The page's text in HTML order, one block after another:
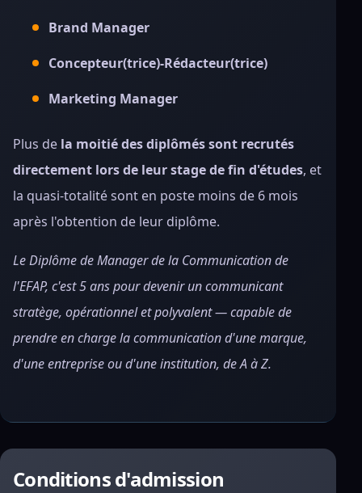
Brand Manager
Concepteur(trice)-Rédacteur(trice)
Marketing Manager
Plus de la moitié des diplômés sont recrutés
directement lors de leur stage de fin d'études, et
la quasi-totalité sont en poste moins de 6 mois
après l'obtention de leur diplôme.
Le Diplôme de Manager de la Communication de
l'EFAP, c'est 5 ans pour devenir un communicant
stratège, opérationnel et polyvalent — capable de
prendre en charge la communication d'une marque,
d'une entreprise ou d'une institution, de A à Z.
Conditions d'admission